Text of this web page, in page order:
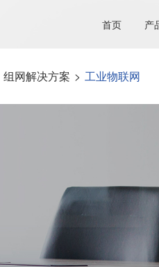
首页 产
组网解决方案 > 工业物联网